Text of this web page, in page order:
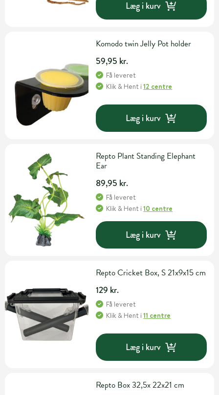
Læg i kurv
Komodo twin Jelly Pot holder
59,95 kr.
Få leveret
Klik & Hent i12 centre
Læg i kurv
Repto Plant Standing Elephant
Ear
89,95 kr.
Få leveret
Klik & Hent i10 centre
Læg i kurv
Repto Cricket Box, S 21x9x15 cm
129 kr.
Få leveret
Klik & Hent i11 centre
Læg i kurv
Repto Box 32,5x 22x21 cm